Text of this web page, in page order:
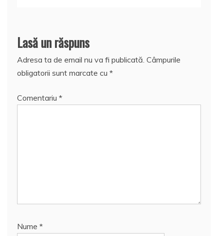
Lasă un răspuns
Adresa ta de email nu va fi publicată. Câmpurile
obligatorii sunt marcate cu *
Comentariu *
Nume *